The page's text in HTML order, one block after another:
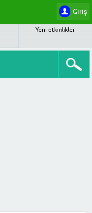
Giriş
Yeni etkinlikler